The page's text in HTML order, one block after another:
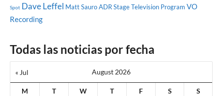
Spot Dave Leffel Matt SauroADR StageTelevision Program VO
Recording
Todas las noticias por fecha
August 2026
M T W T F S S
« Jul